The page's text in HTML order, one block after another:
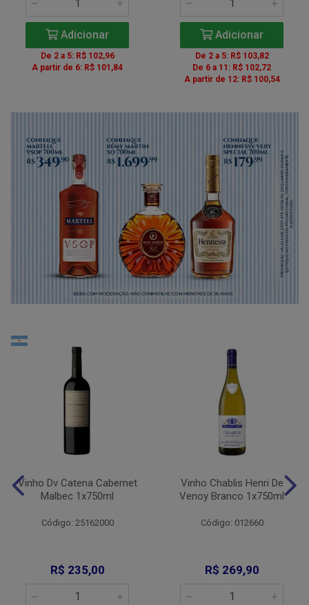
Adicionar
De 2 a 5: R$ 102,96
A partir de 6: R$ 101,84
Adicionar
De 2 a 5: R$ 103,82
De 6 a 11: R$ 102,72
A partir de 12: R$ 100,54
Vinho Dv Catena Cabernet
Malbec 1x750ml
Código: 25162000
R$ 235,00
Vinho Chablis Henri De
Venoy Branco 1x750ml
Código: 012660
R$ 269,90